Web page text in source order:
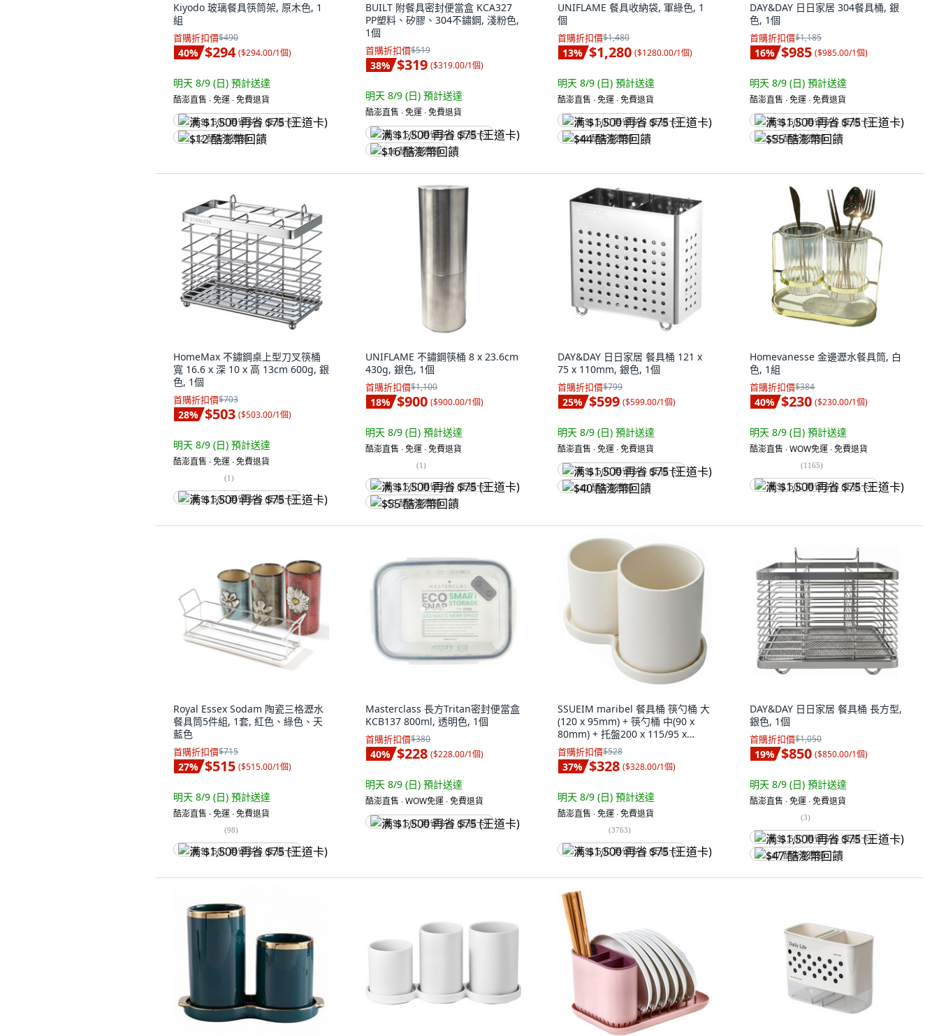
Kiyodo 玻璃餐具筷筒架, 原木色, 1
組
首購折扣價$490
40% $294 ($294.00/1個)
明天 8/9 (日) 預計送達
酷澎直售 ∙ 免運 ∙ 免費退貨
满 $1,500 再省 $75 (王道卡)
$12 酷澎幣回饋
BUILT 附餐具密封便當盒 KCA327
PP塑料、矽膠、304不鏽鋼, 淺粉色,
1個
首購折扣價$519
38% $319 ($319.00/1個)
明天 8/9 (日) 預計送達
酷澎直售 ∙ 免運 ∙ 免費退貨
满 $1,500 再省 $75 (王道卡)
$16 酷澎幣回饋
UNIFLAME 餐具收納袋, 軍綠色, 1
個
首購折扣價$1,480
13% $1,280 ($1280.00/1個)
明天 8/9 (日) 預計送達
酷澎直售 ∙ 免運 ∙ 免費退貨
满 $1,500 再省 $75 (王道卡)
$44 酷澎幣回饋
DAY&DAY 日日家居 304餐具桶, 銀
色, 1個
首購折扣價$1,185
16% $985 ($985.00/1個)
明天 8/9 (日) 預計送達
酷澎直售 ∙ 免運 ∙ 免費退貨
满 $1,500 再省 $75 (王道卡)
$55 酷澎幣回饋
HomeMax 不鏽鋼桌上型刀叉筷桶
寬 16.6 x 深 10 x 高 13cm 600g, 銀
色, 1個
首購折扣價$703
28% $503 ($503.00/1個)
明天 8/9 (日) 預計送達
酷澎直售 ∙ 免運 ∙ 免費退貨
(1)
满 $1,500 再省 $75 (王道卡)
UNIFLAME 不鏽鋼筷桶 8 x 23.6cm
430g, 銀色, 1個
首購折扣價$1,100
18% $900 ($900.00/1個)
明天 8/9 (日) 預計送達
酷澎直售 ∙ 免運 ∙ 免費退貨
(1)
满 $1,500 再省 $75 (王道卡)
$55 酷澎幣回饋
DAY&DAY 日日家居 餐具桶 121 x
75 x 110mm, 銀色, 1個
首購折扣價$799
25% $599 ($599.00/1個)
明天 8/9 (日) 預計送達
酷澎直售 ∙ 免運 ∙ 免費退貨
满 $1,500 再省 $75 (王道卡)
$40 酷澎幣回饋
Homevanesse 金邊瀝水餐具筒, 白
色, 1組
首購折扣價$384
40% $230 ($230.00/1個)
明天 8/9 (日) 預計送達
酷澎直售 ∙ WOW免運 ∙ 免費退貨
(1165)
满 $1,500 再省 $75 (王道卡)
Royal Essex Sodam 陶瓷三格瀝水
餐具筒5件組, 1套, 紅色、綠色、天
藍色
首購折扣價$715
27% $515 ($515.00/1個)
明天 8/9 (日) 預計送達
酷澎直售 ∙ 免運 ∙ 免費退貨
(98)
满 $1,500 再省 $75 (王道卡)
Masterclass 長方Tritan密封便當盒
KCB137 800ml, 透明色, 1個
首購折扣價$380
40% $228 ($228.00/1個)
明天 8/9 (日) 預計送達
酷澎直售 ∙ WOW免運 ∙ 免費退貨
满 $1,500 再省 $75 (王道卡)
SSUEIM maribel 餐具桶 筷勺桶 大
(120 x 95mm) + 筷勺桶 中(90 x
80mm) + 托盤200 x 115/95 x
18mm, 1組, 奶白色
首購折扣價$528
37% $328 ($328.00/1個)
明天 8/9 (日) 預計送達
酷澎直售 ∙ 免運 ∙ 免費退貨
(3763)
满 $1,500 再省 $75 (王道卡)
DAY&DAY 日日家居 餐具桶 長方型,
銀色, 1個
首購折扣價$1,050
19% $850 ($850.00/1個)
明天 8/9 (日) 預計送達
酷澎直售 ∙ 免運 ∙ 免費退貨
(3)
满 $1,500 再省 $75 (王道卡)
$47 酷澎幣回饋